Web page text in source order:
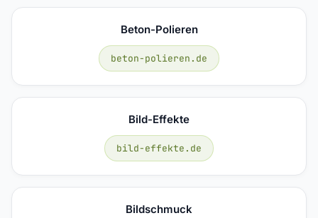
Beton-Polieren
beton-polieren.de
Bild-Effekte
bild-effekte.de
Bildschmuck